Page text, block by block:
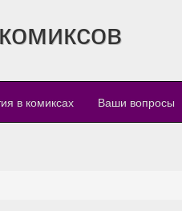
в комиксах Ваши вопросы